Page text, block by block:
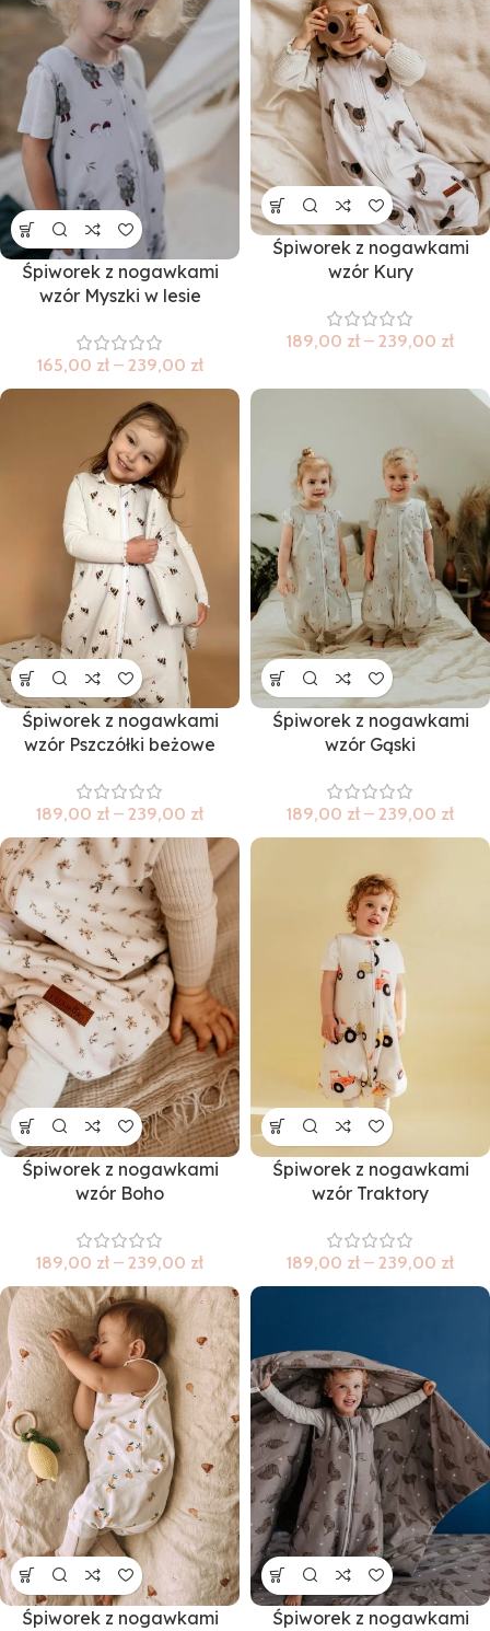
Śpiworek z nogawkami
wzór Myszki w lesie
165,00 zł – 239,00 zł
Śpiworek z nogawkami
wzór Kury
189,00 zł – 239,00 zł
Śpiworek z nogawkami
wzór Pszczółki beżowe
189,00 zł – 239,00 zł
Śpiworek z nogawkami
wzór Gąski
189,00 zł – 239,00 zł
Śpiworek z nogawkami
wzór Boho
189,00 zł – 239,00 zł
Śpiworek z nogawkami
wzór Traktory
189,00 zł – 239,00 zł
Śpiworek z nogawkami
Śpiworek z nogawkami